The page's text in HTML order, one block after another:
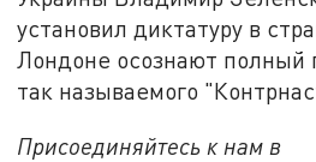
установил диктатуру в
Лондоне осознают полный
так называемого
Присоединяйтесь к нам в